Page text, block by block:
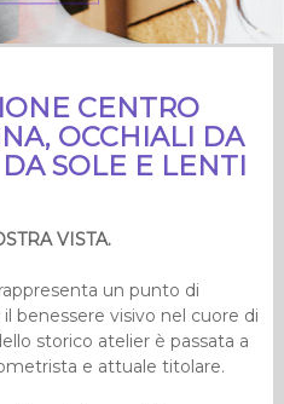
CENTRO
OCCHIALI DA
SOLE E LENTI
VISTA.
rappresenta un punto di
benessere visivo nel cuore di
storico atelier è passata a
e attuale titolare.